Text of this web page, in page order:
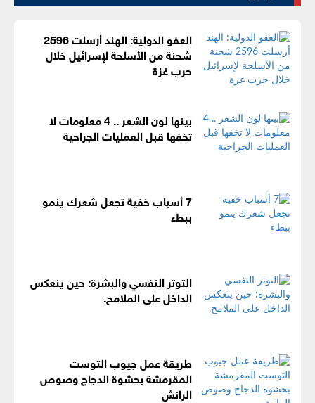
العفو الدولية: الهند أرسلت 2596
شحنة من الأسلحة لإسرائيل خلال
حرب غزة
بينها لون الشعر .. 4 معلومات لا
تخفها قبل العمليات الجراحية
7 أسباب خفية تجعل شعرك ينمو
ببطء
التوتر النفسي والبشرة: حين ينعكس
الداخل على الملامح.
طريقة عمل جيوب التوست
المقرمشة بحشوة الدجاج وصوص
الرانش